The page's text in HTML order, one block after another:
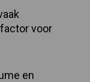
voor
en